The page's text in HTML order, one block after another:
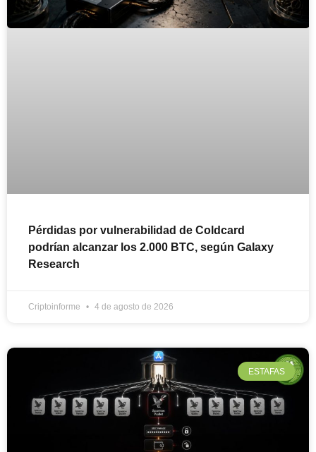
Pérdidas por vulnerabilidad de Coldcard
podrían alcanzar los 2.000 BTC, según Galaxy
Research
Criptoinforme 4 de agosto de 2026
ESTAFAS